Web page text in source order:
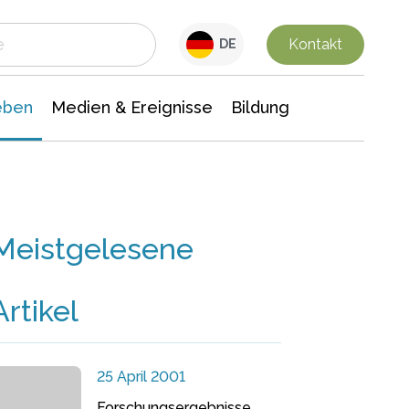
DE Kontakt
Medien & Ereignisse Bildung
25 April 2001